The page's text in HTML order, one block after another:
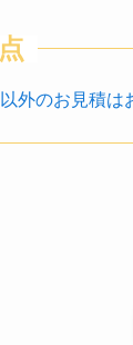
外のお見積は